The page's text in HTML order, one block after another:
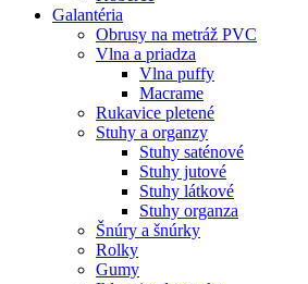
Galantéria
Obrusy na metráž PVC
Vlna a priadza
Vlna puffy
Macrame
Rukavice pletené
Stuhy a organzy
Stuhy saténové
Stuhy jutové
Stuhy látkové
Stuhy organza
Šnúry a šnúrky
Rolky
Gumy